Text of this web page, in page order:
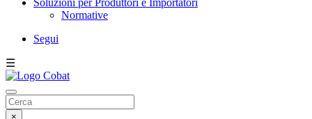
Soluzioni per Produttori e Importatori
Normative
Segui
☰
×